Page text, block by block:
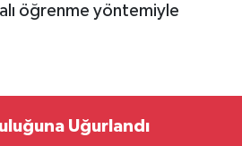
öğrenme yöntemiyle
Uğurlandı